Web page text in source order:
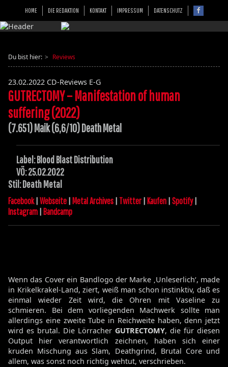
HOME DIE REDAKTION KONTAKT IMPRESSUM DATENSCHUTZ
Du bist hier: Reviews
23.02.2022 CD-Reviews E-G
GUTRECTOMY – Manifestation of human
suffering (2022)
(7.651) Maik (6,6/10) Death Metal
Label: Blood Blast Distribution
VÖ: 25.02.2022
Stil: Death Metal
Facebook|Webseite | Metal Archives | Twitter | Kaufen |Spotify|
Instagram | Bandcamp
Wenn das Cover ein Bandlogo der Marke ‚Unleserlich‘, made
in Krikelkrakel-Land, ziert, weiß man schon instinktiv, daß es
einmal wieder Zeit wird, die Ohren mit Vaseline zu
schmieren. Bei dem vorliegenden Machwerk sollte man
allerdings eine zweite Tube in Reichweite haben, denn jetzt
wird es brutal. Die Lörracher GUTRECTOMY, die für diesen
Output hier verantwortlich zeichnen, haben sich einer
kruden Mischung aus Slam, Deathgrind, Brutal Core und
allem, was sonst noch richtig wehtut, verschrieben.